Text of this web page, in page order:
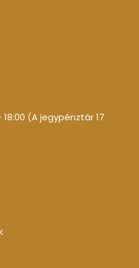
18:00 (A jegypénztár 17